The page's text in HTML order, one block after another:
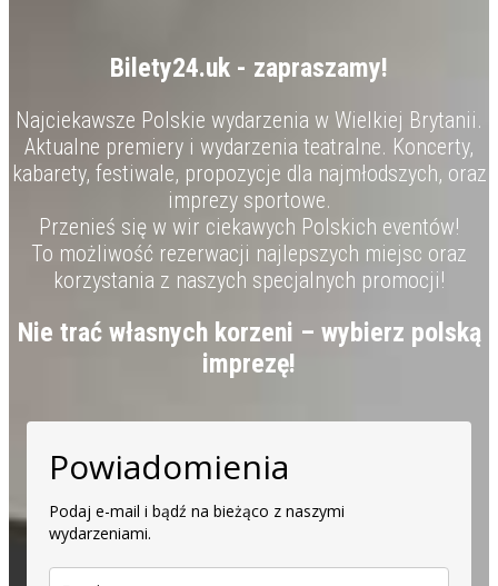
Bilety24.uk - zapraszamy!
Najciekawsze Polskie wydarzenia w Wielkiej Brytanii.
Aktualne premiery i wydarzenia teatralne. Koncerty,
kabarety, festiwale, propozycje dla najmłodszych, oraz
imprezy sportowe.
Przenieś się w wir ciekawych Polskich eventów!
To możliwość rezerwacji najlepszych miejsc oraz
korzystania z naszych specjalnych promocji!
Nie trać własnych korzeni – wybierz polską
imprezę!
Powiadomienia
Podaj e-mail i bądź na bieżąco z naszymi
wydarzeniami.